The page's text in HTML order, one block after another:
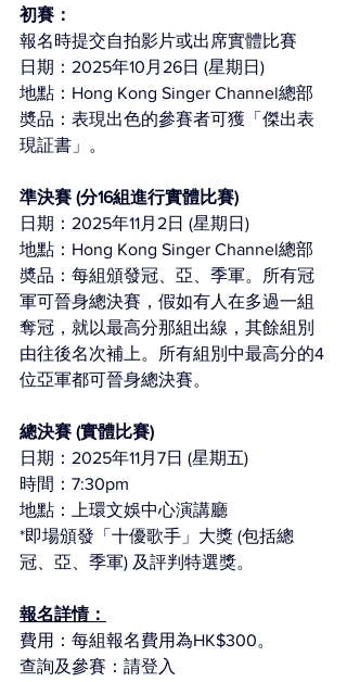
初賽：
報名時提交自拍影片或出席實體比賽
日期：2025年10月26日 (星期日)
地點：Hong Kong Singer Channel總部
奬品：表現出色的參賽者可獲「傑出表
現証書」。
準決賽 (分16組進行實體比賽)
日期：2025年11月2日 (星期日)
地點：Hong Kong Singer Channel總部
奬品：每組頒發冠、亞、季軍。所有冠
軍可晉身總決賽，假如有人在多過一組
奪冠，就以最高分那組出線，其餘組別
由往後名次補上。所有組別中最高分的4
位亞軍都可晉身總決賽。
總決賽 (實體比賽)
日期：2025年11月7日 (星期五)
時間：7:30pm
地點：上環文娛中心演講廳
*即場頒發「十優歌手」大獎 (包括總
冠、亞、季軍) 及評判特選獎。
報名詳情：
費用：每組報名費用為HK$300。
查詢及參賽：請登入